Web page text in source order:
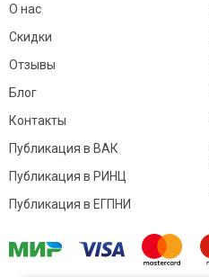
О нас
Скидки
Отзывы
Блог
Контакты
Публикация в ВАК
Публикация в РИНЦ
Публикация в ЕГПНИ